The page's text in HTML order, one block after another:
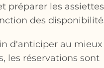
préparer les
des
d'anticiper au mieux
les réservations sont